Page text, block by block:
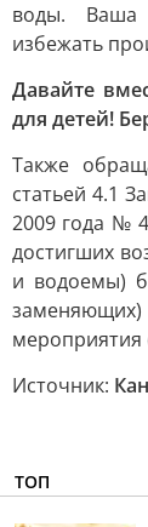
воды. Ваша
избежать
Давайте
для детей!
Также
статьей 4.1
2009 года №
достигших
и водоемы)
мероприятия
Источник:
ТОП